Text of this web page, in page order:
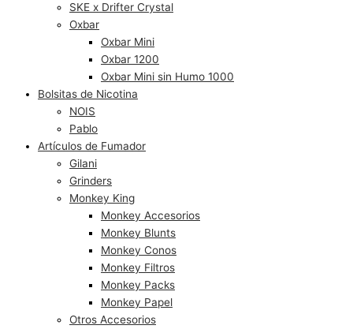
SKE x Drifter Crystal
Oxbar
Oxbar Mini
Oxbar 1200
Oxbar Mini sin Humo 1000
Bolsitas de Nicotina
NOIS
Pablo
Artículos de Fumador
Gilani
Grinders
Monkey King
Monkey Accesorios
Monkey Blunts
Monkey Conos
Monkey Filtros
Monkey Packs
Monkey Papel
Otros Accesorios